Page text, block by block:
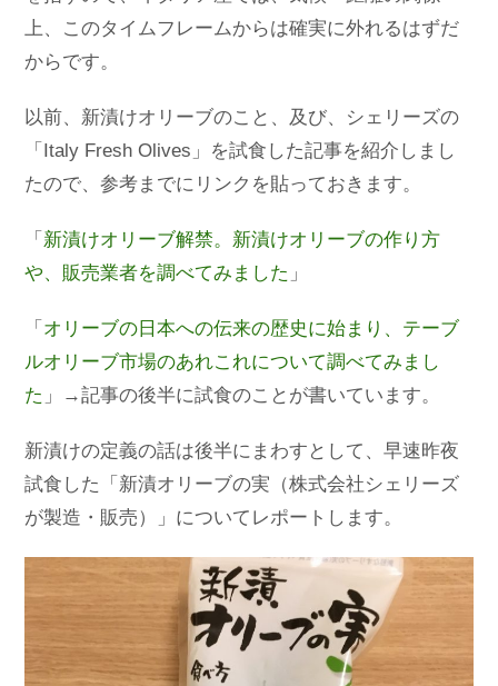
上、このタイムフレームからは確実に外れるはずだ
からです。
以前、新漬けオリーブのこと、及び、シェリーズの
「Italy Fresh Olives」を試食した記事を紹介しまし
たので、参考までにリンクを貼っておきます。
「 新漬けオリーブ解禁。新漬けオリーブの作り方
や、販売業者を調べてみました 」
「 オリーブの日本への伝来の歴史に始まり、テーブ
ルオリーブ市場のあれこれについて調べてみまし
た 」→記事の後半に試食のことが書いています。
新漬けの定義の話は後半にまわすとして、早速昨夜
試食した「新漬オリーブの実（株式会社シェリーズ
が製造・販売）」についてレポートします。